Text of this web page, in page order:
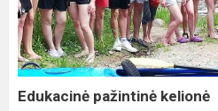
Edukacinė pažintinė kelionė